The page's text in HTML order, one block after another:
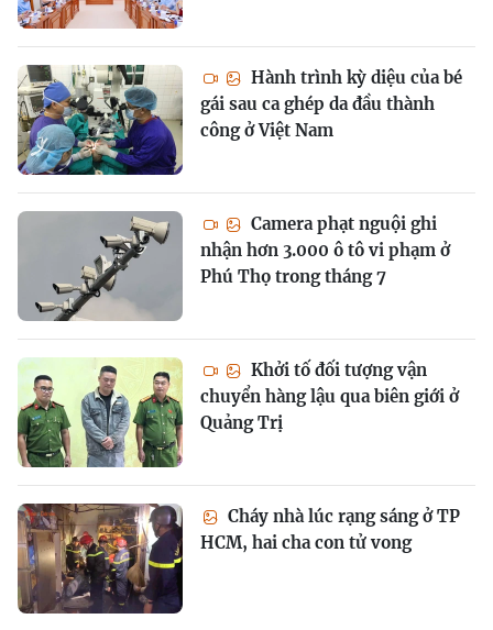
Hành trình kỳ diệu của bé
gái sau ca ghép da đầu thành
công ở Việt Nam
Camera phạt nguội ghi
nhận hơn 3.000 ô tô vi phạm ở
Phú Thọ trong tháng 7
Khởi tố đối tượng vận
chuyển hàng lậu qua biên giới ở
Quảng Trị
Cháy nhà lúc rạng sáng ở TP
HCM, hai cha con tử vong